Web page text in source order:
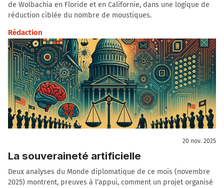
de Wolbachia en Floride et en Californie, dans une logique de
réduction ciblée du nombre de moustiques.
Rédaction
20 nov. 2025
La souveraineté artificielle
Deux analyses du Monde diplomatique de ce mois (novembre
2025) montrent, preuves à l’appui, comment un projet organisé